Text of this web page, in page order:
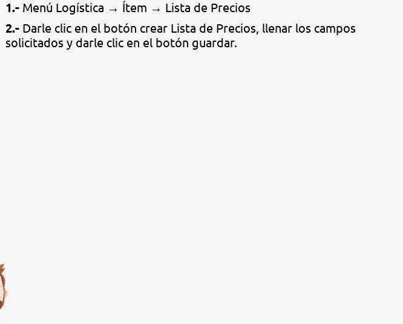
1.- Menú Logística → Ítem → Lista de Precios
2.- Darle clic en el botón crear Lista de Precios, llenar los campos
solicitados y darle clic en el botón guardar.